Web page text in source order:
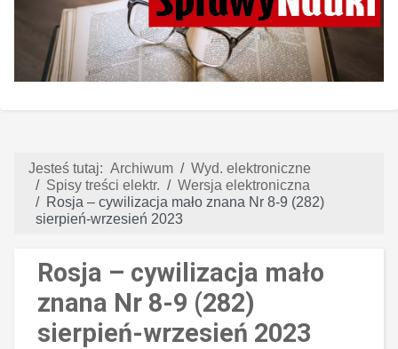
Jesteś tutaj: Archiwum
Wyd. elektroniczne
Spisy treści elektr.
Wersja elektroniczna
Rosja – cywilizacja mało znana Nr 8-9 (282)
sierpień-wrzesień 2023
Rosja – cywilizacja mało
znana Nr 8-9 (282)
sierpień-wrzesień 2023